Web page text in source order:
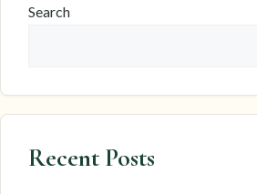
Search
Recent Posts